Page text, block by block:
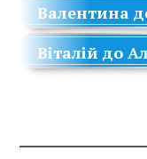
Валентина
Віталій до